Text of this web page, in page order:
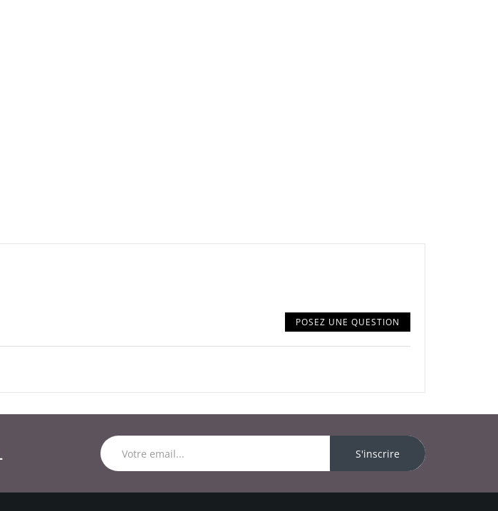
POSEZ UNE QUESTION
S'inscrire